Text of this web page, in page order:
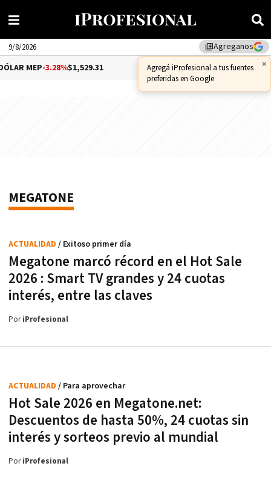
library_addAgreganos
×
Agregá iProfesional a tus fuentes
preferidas en Google
9/8/2026
MEP-3.28%$1,529.31 DÓLAR CCL-1.25%$1,556.14
MEGATONE
Megatone marcó récord en el Hot Sale
2026 : Smart TV grandes y 24 cuotas
interés, entre las claves
ACTUALIDAD / Exitoso primer día
PoriProfesional
Hot Sale 2026 en Megatone.net:
Descuentos de hasta 50%, 24 cuotas sin
interés y sorteos previo al mundial
ACTUALIDAD / Para aprovechar
PoriProfesional